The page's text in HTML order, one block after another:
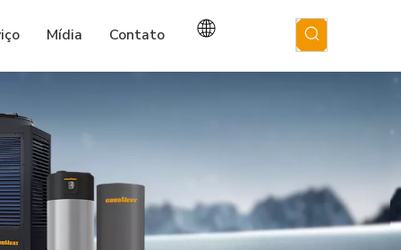
Mídia Contato